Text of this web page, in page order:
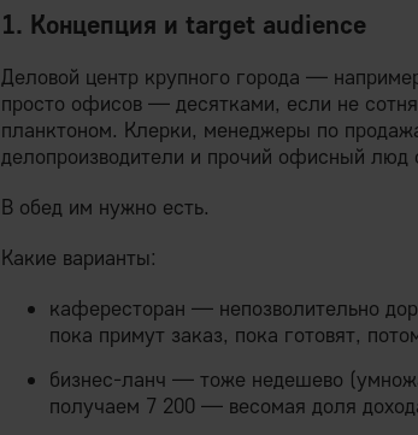
1. Концепция и target audience
Деловой центр крупного города —
просто офисов — десятками, если не
планктоном. Клерки, менеджеры по
делопроизводители и прочий офисный
В обед им нужно есть.
Какие варианты:
кафересторан — непозволительно
пока примут заказ, пока готовят,
бизнес-ланч — тоже недешево
получаем 7 200 — весомая доля